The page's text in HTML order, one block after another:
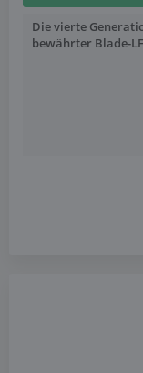
Die vierte
bewährter Blade-